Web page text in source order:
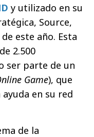
y utilizado en su
Source,
este año. Esta
2.500
ser parte de un
Game), que
en su red
de la